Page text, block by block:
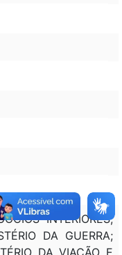
INTERIORES;
DA GUERRA;
DA VIAÇÃO E